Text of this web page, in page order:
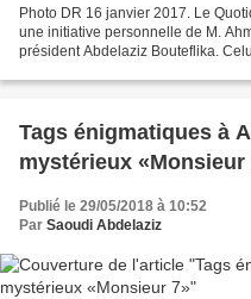
Photo DR 16 janvier 2017. Le
une initiative personnelle de M.
président Abdelaziz Bouteflika.
Tags énigmatiques à
mystérieux «Monsieur
Publié le 29/05/2018 à 10:52
Par Saoudi Abdelaziz